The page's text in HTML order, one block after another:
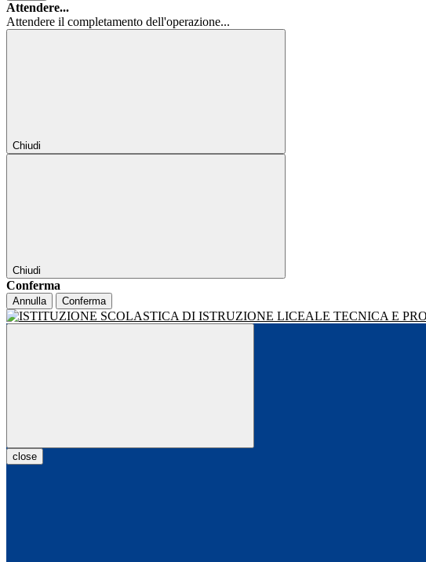
Attendere...
Attendere il completamento dell'operazione...
Chiudi
Chiudi
Conferma
Annulla Conferma
close